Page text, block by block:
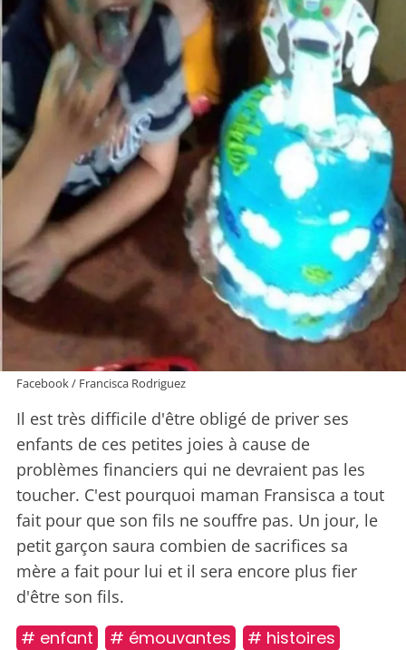
Facebook / Francisca Rodriguez
Il est très difficile d'être obligé de priver ses
enfants de ces petites joies à cause de
problèmes financiers qui ne devraient pas les
toucher. C'est pourquoi maman Fransisca a tout
fait pour que son fils ne souffre pas. Un jour, le
petit garçon saura combien de sacrifices sa
mère a fait pour lui et il sera encore plus fier
d'être son fils.
# enfant # émouvantes # histoires